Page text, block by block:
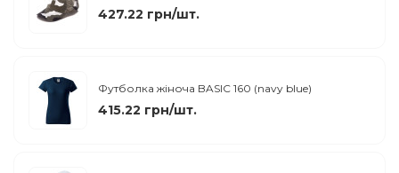
427.22 грн/шт.
Футболка жіноча BASIC 160 (navy blue)
415.22 грн/шт.